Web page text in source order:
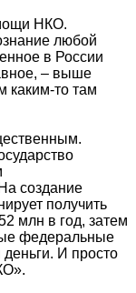
НКО.
любой
в России
– выше
каким-то там
создание
получить
млн в год, затем
федеральные
деньги. И просто